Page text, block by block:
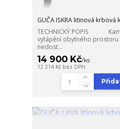
GUČA ISKRA litinová krbová
TECHNICKÝ POPIS
vytápění obytného
nedost...
14 900 Kč/ks
12 314 Kč bez DPH